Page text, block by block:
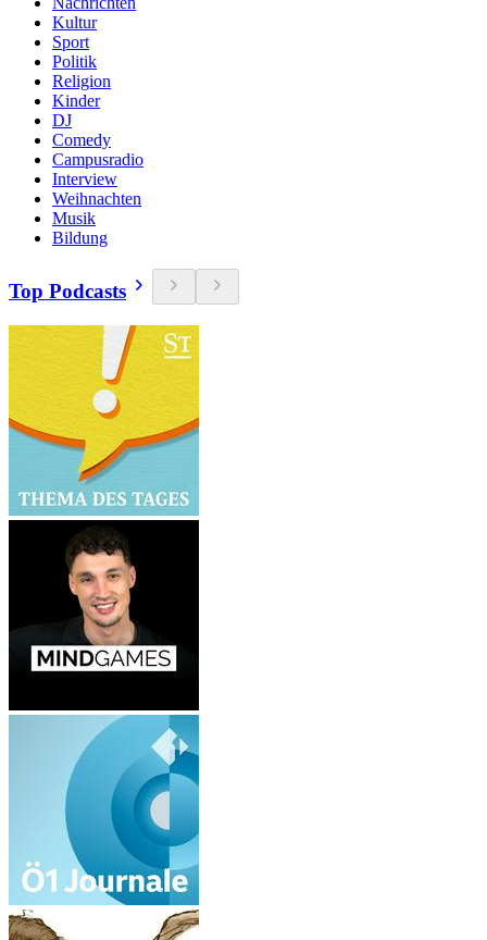
Kultur
Sport
Politik
Religion
Kinder
DJ
Comedy
Campusradio
Interview
Weihnachten
Musik
Bildung
Top Podcasts